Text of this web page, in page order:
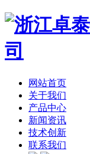
网站首页
关于我们
产品中心
新闻资讯
技术创新
联系我们